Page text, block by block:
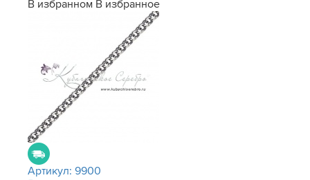
В избранном В избранное
Артикул: 9900